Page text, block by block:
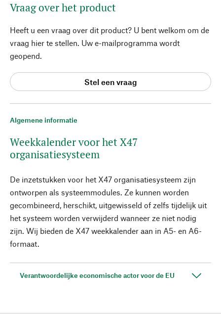
Algemene informatie
Weekkalender voor het X47
organisatiesysteem
De inzetstukken voor het X47 organisatiesysteem zijn
ontworpen als systeemmodules. Ze kunnen worden
gecombineerd, herschikt, uitgewisseld of zelfs tijdelijk uit
het systeem worden verwijderd wanneer ze niet nodig
zijn. Wij bieden de X47 weekkalender aan in A5- en A6-
formaat.
Verantwoordelijke economische actor voor de EU
Vraag over het product
Heeft u een vraag over dit product? U bent welkom om de
vraag hier te stellen. Uw e-mailprogramma wordt
geopend.
Stel een vraag